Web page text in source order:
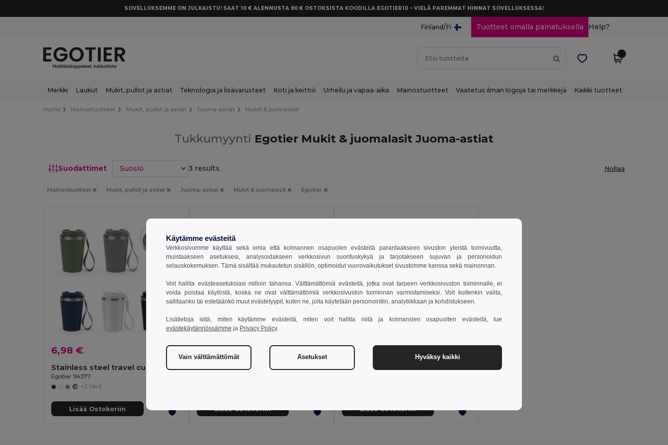
SOVELLUKSEMME ON JULKAISTU! SAAT 10 € ALENNUSTA 80 € OSTOKSISTA KOODILLA EGOTIER10 – VIELÄ PAREMMAT HINNAT SOVELLUKSESSA!
Finland/Fi Tuotteet omalla painatuksella Help?
Merkki Laukut Mukit, pullot ja astiat Teknologia ja lisävarusteet Koti ja keittiö Urheilu ja vapaa-aika Mainostuotteet Vaatetus ilman logoja tai merkkejä Kaikki tuotteet
Home Mainostuotteet Mukit, pullot ja astiat Juoma-astiat Mukit & juomalasit
Tukkumyynti Egotier Mukit & juomalasit Juoma-astiat
Suodattimet Lajittele 3 results. Nollaa
Mainostuotteet Mukit, pullot ja astiat Juoma-astiat Mukit & juomalasit Egotier
6,98 €
Stainless steel travel cup (90% rSS) with double wall and matt finish 460 mL
Egotier 94377
+2 Värit
Lisää Ostokoriin
Kaksiseinäinen, vuotamaton PP-matkamuki
Lisää Ostokoriin
1,71 €
Yksiseinäinen PP-matkamuki
Lisää Ostokoriin
Käytämme evästeitä
Verkkosivumme käyttää sekä omia että kolmannen osapuolen evästeitä parantaakseen sivuston yleistä toimivuutta,
muistaakseen asetuksesi, analysoidakseen verkkosivun suorituskykyä ja tarjotakseen sujuvan ja personoidun
selauskokemuksen. Tämä sisältää mukautetun sisällön, optimoidut vuorovaikutukset sivustomme kanssa sekä mainonnan.
Voit hallita evästeasetuksiasi milloin tahansa. Välttämättömiä evästeitä, jotka ovat tarpeen verkkosivuston toiminnalle, ei
voida poistaa käytöstä, koska ne ovat välttämättömiä verkkosivuston toiminnan varmistamiseksi. Voit kuitenkin valita,
sallitaanko tai estetäänkö muut evästetyypit, kuten ne, joita käytetään personointiin, analytiikkaan ja kohdistukseen.
Lisätietoja siitä, miten käytämme evästeitä, miten voit hallita niitä ja kolmansien osapuolten evästeitä, lue
evästekäytännössämme ja Privacy Policy.
Vain välttämättömät Asetukset Hyväksy kaikki